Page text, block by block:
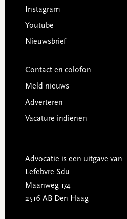
Instagram
Youtube
Nieuwsbrief
Contact en colofon
Meld nieuws
Adverteren
Vacature indienen
Advocatie is een uitgave van
Lefebvre Sdu
Maanweg 174
2516 AB Den Haag